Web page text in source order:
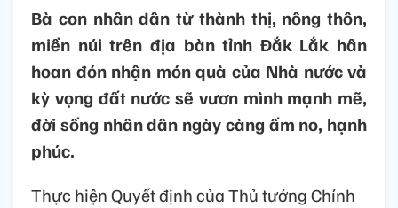
Bà con nhân dân từ thành thị, nông thôn,
miền núi trên địa bàn tỉnh Đắk Lắk hân
hoan đón nhận món quà của Nhà nước và
kỳ vọng đất nước sẽ vươn mình mạnh mẽ,
đời sống nhân dân ngày càng ấm no, hạnh
phúc.
Thực hiện Quyết định của Thủ tướng Chính